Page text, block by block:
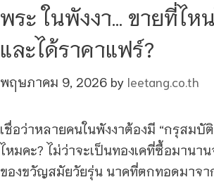
พระ ในพังงา… ขายที่ไห
และได้ราคาแฟร์?
พฤษภาคม 9, 2026 by leetang.co.th
เชื่อว่าหลายคนในพังงาต้องมี “กรุสมบั
ไหมคะ? ไม่ว่าจะเป็นทองเคที่ซื้อมานา
ของขวัญสมัยวัยรุ่น นาคที่ตกทอดมาจา